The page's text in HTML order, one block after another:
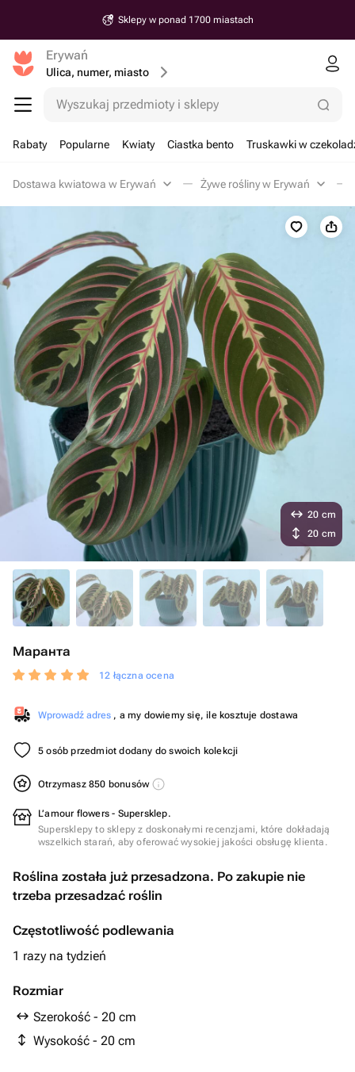
Sklepy w ponad 1700 miastach
Erywań
Ulica, numer, miasto
Wyszukaj przedmioty i sklepy
Rabaty Popularne Kwiaty Ciastka bento Truskawki w
Dostawa kwiatowa w Erywań Żywe rośliny w Erywań
Маранта
12 łączna ocena
Wprowadź adres , a my dowiemy się, ile kosztuje dostawa
5 osób przedmiot dodany do swoich kolekcji
Otrzymasz 850 bonusów
L’amour flowers - Supersklep.
Supersklepy to sklepy z doskonałymi recenzjami, które dokładają
wszelkich starań, aby oferować wysokiej jakości obsługę klienta.
Roślina została już przesadzona. Po zakupie nie
trzeba przesadzać roślin
Częstotliwość podlewania
1 razy na tydzień
Rozmiar
Szerokość - 20 cm
Wysokość - 20 cm
20 cm
20 cm